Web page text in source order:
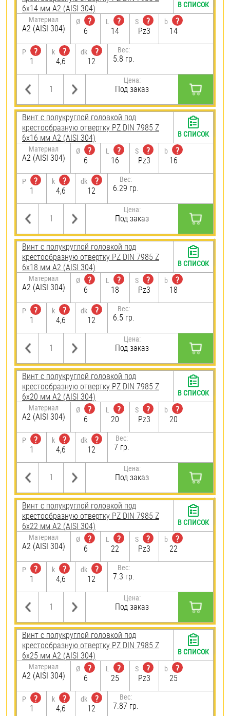
6х14 мм А2 (AISI 304)
Материал
А2 (AISI 304)
Ø
?
6
L
?
14
S
?
Pz3
b
?
14
P
?
1
k
?
4,6
dk
?
12
Вес:
5.8 гр.
Цена:
Под заказ
В СПИСОК
Винт с полукруглой головкой под
крестообразную отвертку PZ DIN 7985 Z
6х16 мм А2 (AISI 304)
Материал
А2 (AISI 304)
Ø
?
6
L
?
16
S
?
Pz3
b
?
16
P
?
1
k
?
4,6
dk
?
12
Вес:
6.29 гр.
Цена:
Под заказ
В СПИСОК
Винт с полукруглой головкой под
крестообразную отвертку PZ DIN 7985 Z
6х18 мм А2 (AISI 304)
Материал
А2 (AISI 304)
Ø
?
6
L
?
18
S
?
Pz3
b
?
18
P
?
1
k
?
4,6
dk
?
12
Вес:
6.5 гр.
Цена:
Под заказ
В СПИСОК
Винт с полукруглой головкой под
крестообразную отвертку PZ DIN 7985 Z
6х20 мм А2 (AISI 304)
Материал
А2 (AISI 304)
Ø
?
6
L
?
20
S
?
Pz3
b
?
20
P
?
1
k
?
4,6
dk
?
12
Вес:
7 гр.
Цена:
Под заказ
В СПИСОК
Винт с полукруглой головкой под
крестообразную отвертку PZ DIN 7985 Z
6х22 мм А2 (AISI 304)
Материал
А2 (AISI 304)
Ø
?
6
L
?
22
S
?
Pz3
b
?
22
P
?
1
k
?
4,6
dk
?
12
Вес:
7.3 гр.
Цена:
Под заказ
В СПИСОК
Винт с полукруглой головкой под
крестообразную отвертку PZ DIN 7985 Z
6х25 мм А2 (AISI 304)
Материал
А2 (AISI 304)
Ø
?
6
L
?
25
S
?
Pz3
b
?
25
P
?
1
k
?
4,6
dk
?
12
Вес:
7.87 гр.
В СПИСОК